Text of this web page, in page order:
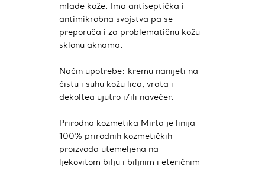
mlade kože. Ima antiseptička i
antimikrobna svojstva pa se
preporuča i za problematičnu kožu
sklonu aknama.
Način upotrebe: kremu nanijeti na
čistu i suhu kožu lica, vrata i
dekoltea ujutro i/ili navečer.
Prirodna kozmetika Mirta je linija
100% prirodnih kozmetičkih
proizvoda utemeljena na
ljekovitom bilju i biljnim i eteričnim